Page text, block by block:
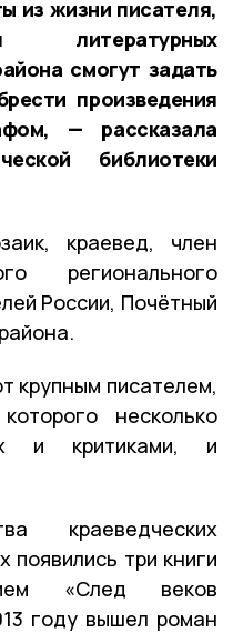
из жизни писателя,
литературных
смогут задать
произведения
— рассказала
библиотеки
краевед, член
регионального
России, Почётный
крупным писателем,
несколько
и критиками, и
краеведческих
появились три книги
«След веков
году вышел роман